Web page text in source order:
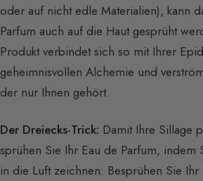
oder auf nicht edle Materialien), kann
Parfum auch auf die Haut gesprüht
Produkt verbindet sich so mit Ihrer
geheimnisvollen Alchemie und
der nur Ihnen gehört.
Der Dreiecks-Trick: Damit Ihre Sillage
sprühen Sie Ihr Eau de Parfum, indem
in die Luft zeichnen: Besprühen Sie Ihr